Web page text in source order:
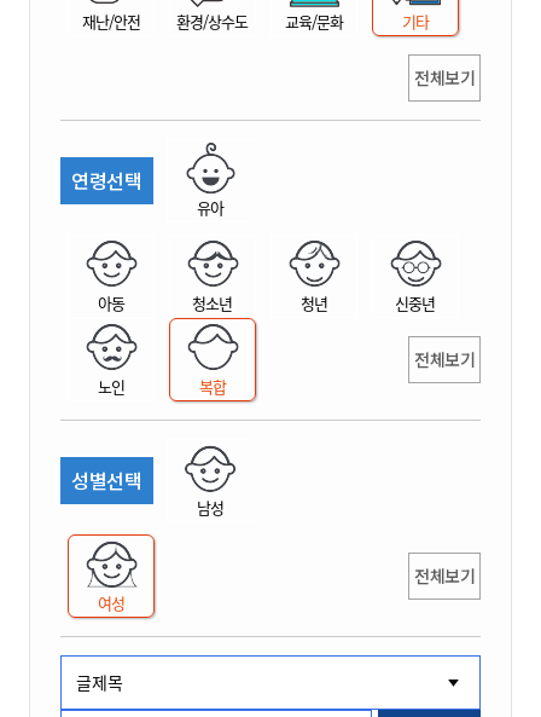
재난/안전 환경/상수도 교육/문화 기타
전체보기
연령선택
유아
아동 청소년 청년 신중년
노인 복합
전체보기
성별선택
남성
여성
전체보기